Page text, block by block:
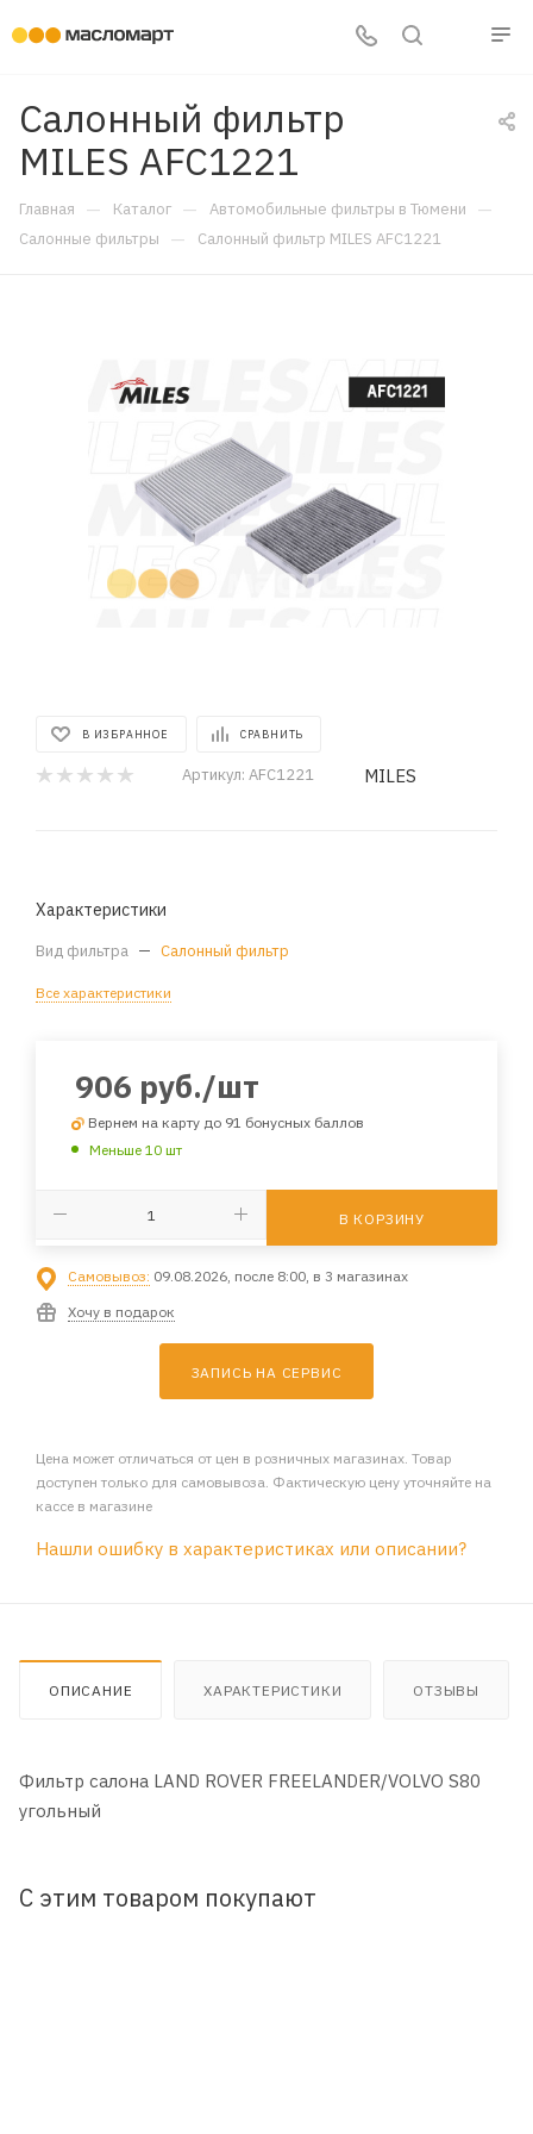
Салонный фильтр
MILES AFC1221
Главная — Каталог — Автомобильные фильтры в Тюмени —
Салонные фильтры — Салонный фильтр MILES AFC1221
В ИЗБРАННОЕ СРАВНИТЬ
Артикул: AFC1221 MILES
Характеристики
Вид фильтра — Салонный фильтр
Все характеристики
906 руб./шт
Вернем на карту до 91 бонусных баллов
Меньше 10 шт
В КОРЗИНУ
Самовывоз: 09.08.2026, после 8:00, в 3 магазинах
Хочу в подарок
ЗАПИСЬ НА СЕРВИС
Цена может отличаться от цен в розничных магазинах. Товар
доступен только для самовывоза. Фактическую цену уточняйте на
кассе в магазине
Нашли ошибку в характеристиках или описании?
ОПИСАНИЕ ХАРАКТЕРИСТИКИ ОТЗЫВЫ
Фильтр салона LAND ROVER FREELANDER/VOLVO S80
угольный
С этим товаром покупают